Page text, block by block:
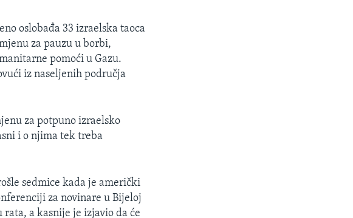
oslobađa 33 izraelska taoca
za pauzu u borbi,
pomoći u Gazu.
iz naseljenih područja
za potpuno izraelsko
i o njima tek treba
sedmice kada je američki
za novinare u Bijeloj
a kasnije je izjavio da će